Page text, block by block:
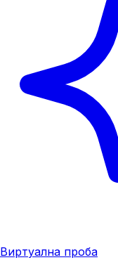
Виртуална проба